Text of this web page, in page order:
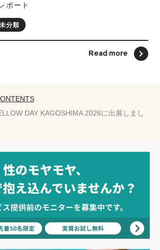
ポート
未分類
Read more
DAY KAGOSHIMA 2026に出展しまし